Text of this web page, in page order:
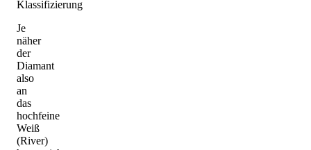
Klassifizierung
Je
näher
der
Diamant
also
an
das
hochfeine
Weiß
(River)